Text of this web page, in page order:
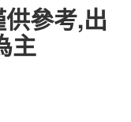
參考,出
主